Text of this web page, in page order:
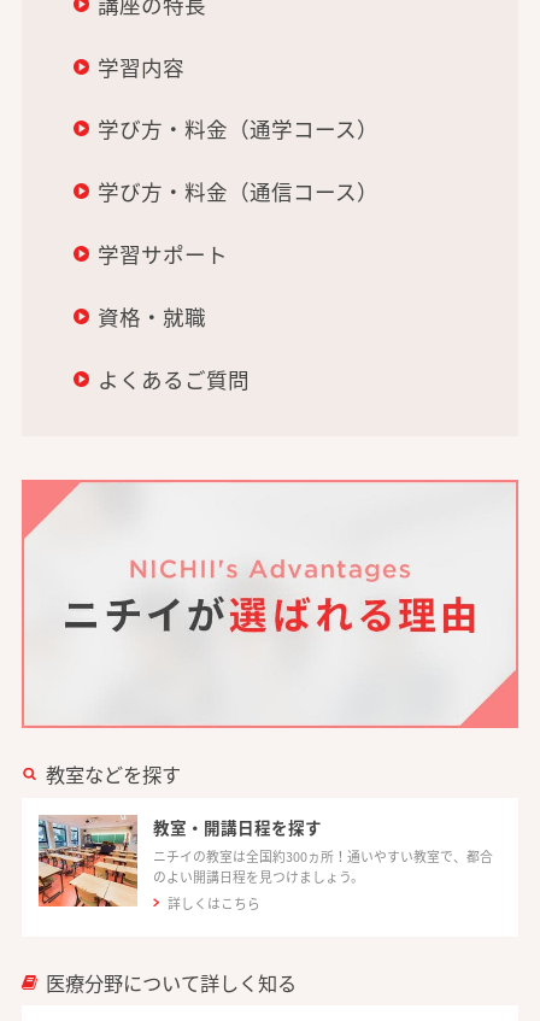
学習内容
学び方・料金（通学コース）
学び方・料金（通信コース）
学習サポート
資格・就職
よくあるご質問
教室などを探す
教室・開講日程を探す
ニチイの教室は全国約300ヵ所！通いやすい教室で、都合
のよい開講日程を見つけましょう。
詳しくはこちら
医療分野について詳しく知る